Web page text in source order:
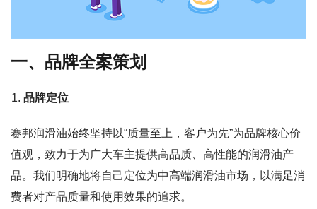
一、品牌全案策划
品牌定位
赛邦润滑油始终坚持以“质量至上，客户为先”为品牌核心价
值观，致力于为广大车主提供高品质、高性能的润滑油产
品。我们明确地将自己定位为中高端润滑油市场，以满足消
费者对产品质量和使用效果的追求。